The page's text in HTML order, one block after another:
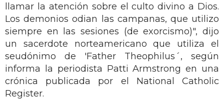
llamar la atención sobre el culto divino a Dios.
Los demonios odian las campanas, que utilizo
siempre en las sesiones (de exorcismo)", dijo
un sacerdote norteamericano que utiliza el
seudónimo de 'Father Theophilus´, según
informa la periodista Patti Armstrong en una
crónica publicada por el National Catholic
Register.